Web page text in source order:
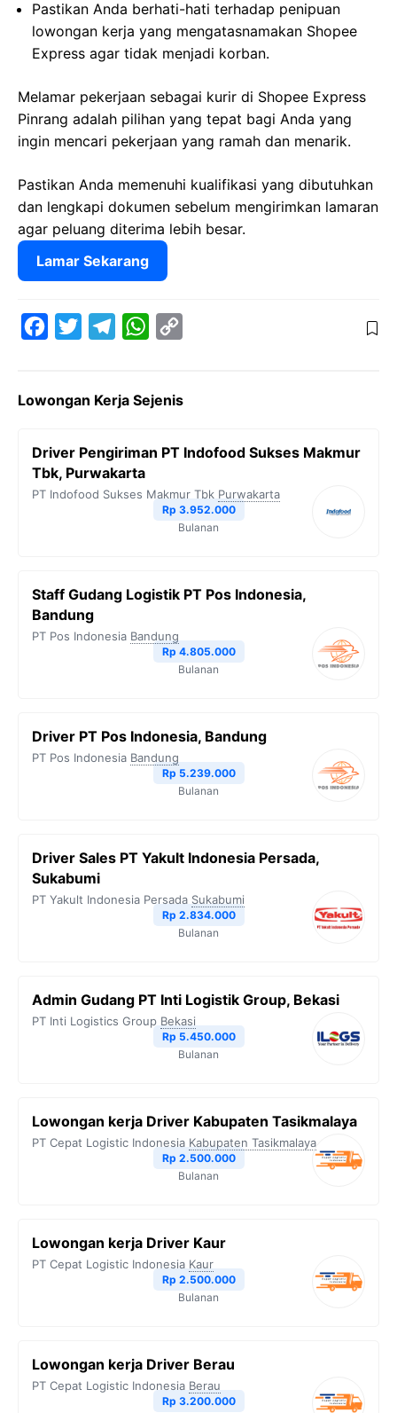
Pastikan Anda berhati-hati terhadap penipuan
lowongan kerja yang mengatasnamakan Shopee
Express agar tidak menjadi korban.
Melamar pekerjaan sebagai kurir di Shopee Express
Pinrang adalah pilihan yang tepat bagi Anda yang
ingin mencari pekerjaan yang ramah dan menarik.
Pastikan Anda memenuhi kualifikasi yang dibutuhkan
dan lengkapi dokumen sebelum mengirimkan lamaran
agar peluang diterima lebih besar.
Lamar Sekarang
e
o
o
t
e
e
r
a
W
t
A
p
y
i
k
Lowongan Kerja Sejenis
Driver Pengiriman PT Indofood Sukses Makmur
Tbk, Purwakarta
PT Indofood Sukses Makmur Tbk Purwakarta
Rp 3.952.000
Bulanan
Staff Gudang Logistik PT Pos Indonesia,
Bandung
PT Pos Indonesia Bandung
Rp 4.805.000
Bulanan
Driver PT Pos Indonesia, Bandung
PT Pos Indonesia Bandung
Rp 5.239.000
Bulanan
Driver Sales PT Yakult Indonesia Persada,
Sukabumi
PT Yakult Indonesia Persada Sukabumi
Rp 2.834.000
Bulanan
Admin Gudang PT Inti Logistik Group, Bekasi
PT Inti Logistics Group Bekasi
Rp 5.450.000
Bulanan
Lowongan kerja Driver Kabupaten Tasikmalaya
PT Cepat Logistic Indonesia Kabupaten Tasikmalaya
Rp 2.500.000
Bulanan
Lowongan kerja Driver Kaur
PT Cepat Logistic Indonesia Kaur
Rp 2.500.000
Bulanan
Lowongan kerja Driver Berau
PT Cepat Logistic Indonesia Berau
Rp 3.200.000